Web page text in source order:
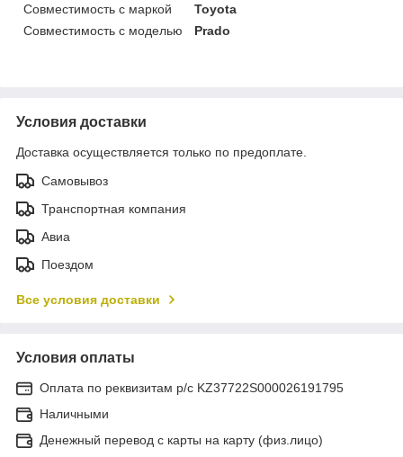
Совместимость с маркой
Toyota
Совместимость с моделью
Prado
Условия доставки
Доставка осуществляется только по предоплате.
Самовывоз
Транспортная компания
Авиа
Поездом
Все условия доставки
Условия оплаты
Оплата по реквизитам р/с KZ37722S000026191795
Наличными
Денежный перевод с карты на карту (физ.лицо)